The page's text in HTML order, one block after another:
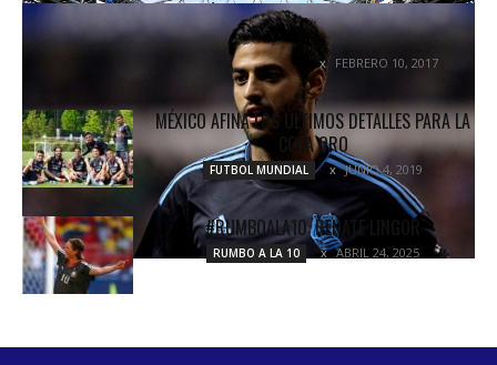
ACÁ EL GOL DE CARLOS VELA ANTE EL
ESPANYOL…
#PORSINOLOVISTE FEBRERO 10, 2017
MÉXICO AFINA LOS ÚLTIMOS DETALLES PARA LA
COPA ORO
FUTBOL MUNDIAL JUNIO 4, 2019
#RUMBOALA10: RENATE LINGOR
RUMBO A LA 10 ABRIL 24, 2025